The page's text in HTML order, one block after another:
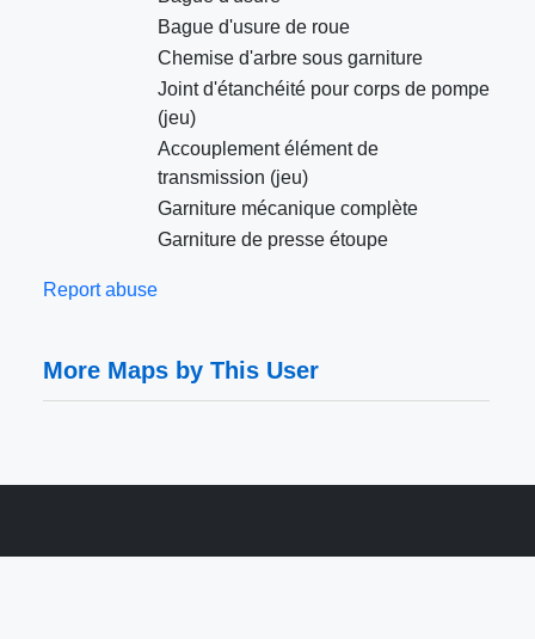
Bague d'usure de roue
Chemise d'arbre sous garniture
Joint d'étanchéité pour corps de pompe
(jeu)
Accouplement élément de
transmission (jeu)
Garniture mécanique complète
Garniture de presse étoupe
Report abuse
More Maps by This User